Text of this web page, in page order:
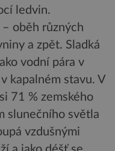
ledvin.
oběh různých
a zpět. Sladká
vodní pára v
kapalném stavu. V
71 % zemského
slunečního světla
vzdušnými